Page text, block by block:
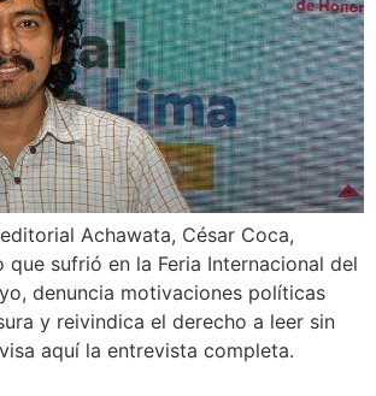
Achawata, César Coca,
que sufrió en la Feria Internacional del
denuncia motivaciones políticas
y reivindica el derecho a leer sin
aquí la entrevista completa.